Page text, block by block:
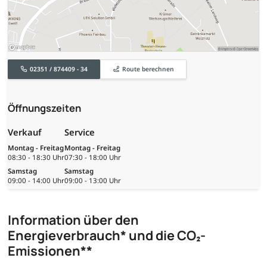
02351 / 874409 - 34 Route berechnen
Öffnungszeiten
Verkauf
Montag - Freitag
08:30 - 18:30 Uhr
Samstag
09:00 - 14:00 Uhr
Service
Montag - Freitag
07:30 - 18:00 Uhr
Samstag
09:00 - 13:00 Uhr
Information über den
Energieverbrauch* und die CO₂-
Emissionen**